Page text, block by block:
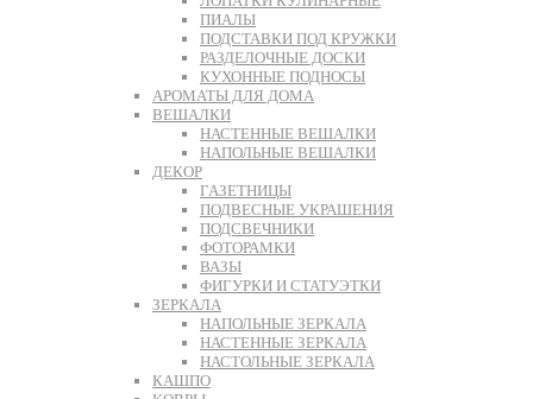
ПИАЛЫ
ПОДСТАВКИ ПОД КРУЖКИ
РАЗДЕЛОЧНЫЕ ДОСКИ
КУХОННЫЕ ПОДНОСЫ
АРОМАТЫ ДЛЯ ДОМА
ВЕШАЛКИ
НАСТЕННЫЕ ВЕШАЛКИ
НАПОЛЬНЫЕ ВЕШАЛКИ
ДЕКОР
ГАЗЕТНИЦЫ
ПОДВЕСНЫЕ УКРАШЕНИЯ
ПОДСВЕЧНИКИ
ФОТОРАМКИ
ВАЗЫ
ФИГУРКИ И СТАТУЭТКИ
ЗЕРКАЛА
НАПОЛЬНЫЕ ЗЕРКАЛА
НАСТЕННЫЕ ЗЕРКАЛА
НАСТОЛЬНЫЕ ЗЕРКАЛА
КАШПО